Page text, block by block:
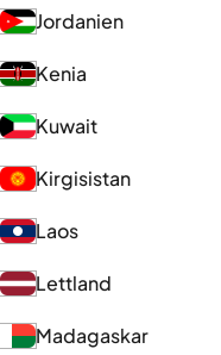
Jordanien
Kenia
Kuwait
Kirgisistan
Laos
Lettland
Madagaskar